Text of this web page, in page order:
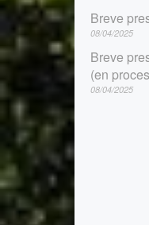
Breve
08/04/2025
Breve
(en
08/04/2025